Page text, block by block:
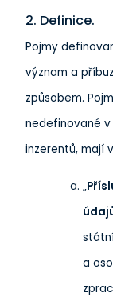
2. Definice.
Pojmy
význam a
způsobem.
nedefinované v
inzerentů, mají
„
a